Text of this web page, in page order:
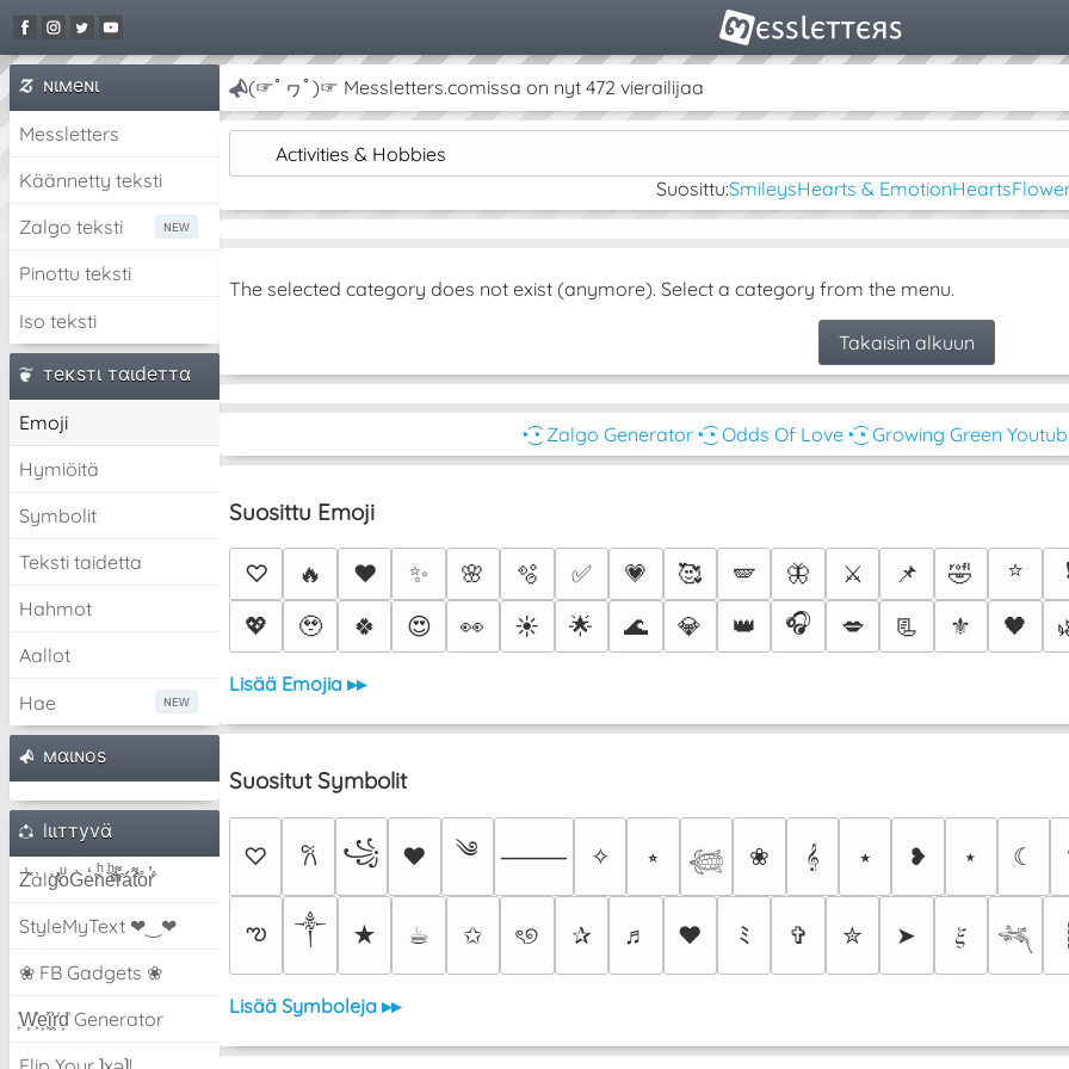
ɴιмeɴι
Messletters
Käännetty teksti
Zalgo teksti
Pinottu teksti
Iso teksti
тeĸѕтι тαιdeттα
Emoji
Hymiöitä
Symbolit
Teksti taidetta
Hahmot
Aallot
Hae
мαιɴoѕ
lιιттyvα̈
Z̾̽ảlg̀͐ͭ̽oͧG̀e̒̃nͪȅͪͫ̏̐r͌̑á͑t͌̑͛o̊r̓̐
StyleMyText ❤‿❤
❀ FB Gadgets ❀
͕͗W͕͕͗͗e͕͕͗͗i͕͕͗͗r͕͗d͕͗ Generator
(☞ﾟヮﾟ)☞ Messletters.comissa on nyt 472 vierailijaa
Activities & Hobbies
Suosittu:SmileysHearts & EmotionHearts
The selected category does not exist (anymore). Select a category from the menu.
Takaisin alkuun
◔͜͡◔ Zalgo Generator ◔͜͡◔ Odds Of Love ◔͜͡◔ Growing Green
Suosittu Emoji
♡ 🔥 ❤️ ✨ 🌸 🫧 ✅ 💗 🥰 🪽 🦋 ⚔️ 📌 🤣 ⭐
💖
🥹 🍀 😍 👀 ☀️ 🌟 🌊 💎 👑 🎧 💋 📃 ⚜️ 🖤
Lisää Emojia ▸▸
Suositut Symbolit
♡ 𐙚 ꧁ ♥ ༄ ⸻ ✧ ⭒ 𓆉 ❀ 𝄞 ⭑ ❥ ⋆ ☾
ఌ ༒︎ ★ ☕︎ ✩ ৎ୭ ✰ ♬ ❤ ﾐ ✞ ✮ ➤ 𝜉 𓆈 ┊
Lisää Symboleja ▸▸